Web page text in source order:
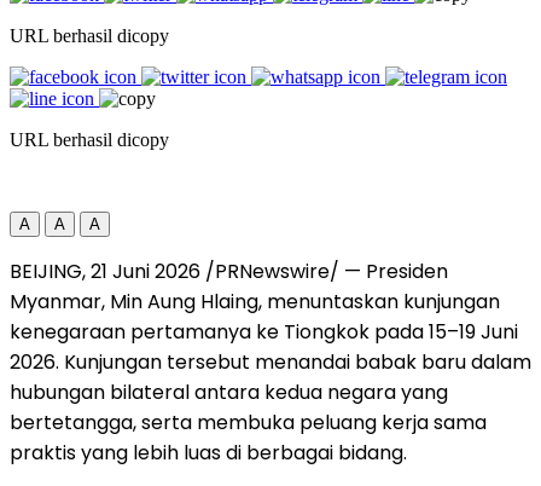
URL berhasil dicopy
URL berhasil dicopy
A A A
BEIJING, 21 Juni 2026 /PRNewswire/ — Presiden
Myanmar, Min Aung Hlaing, menuntaskan kunjungan
kenegaraan pertamanya ke Tiongkok pada 15–19 Juni
2026. Kunjungan tersebut menandai babak baru dalam
hubungan bilateral antara kedua negara yang
bertetangga, serta membuka peluang kerja sama
praktis yang lebih luas di berbagai bidang.